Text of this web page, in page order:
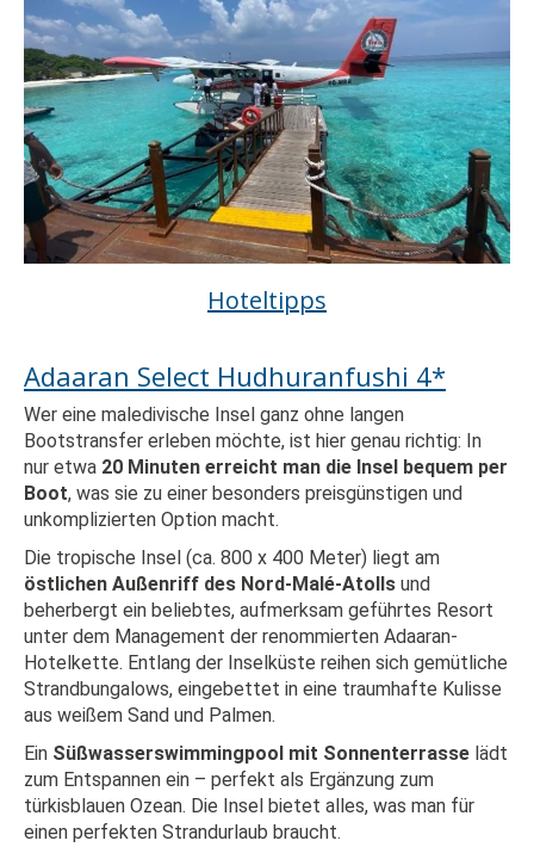
Hoteltipps
Adaaran Select Hudhuranfushi 4*
Wer eine maledivische Insel ganz ohne langen
Bootstransfer erleben möchte, ist hier genau richtig: In
nur etwa 20 Minuten erreicht man die Insel bequem per
Boot, was sie zu einer besonders preisgünstigen und
unkomplizierten Option macht.
Die tropische Insel (ca. 800 x 400 Meter) liegt am
östlichen Außenriff des Nord-Malé-Atolls und
beherbergt ein beliebtes, aufmerksam geführtes Resort
unter dem Management der renommierten Adaaran-
Hotelkette. Entlang der Inselküste reihen sich gemütliche
Strandbungalows, eingebettet in eine traumhafte Kulisse
aus weißem Sand und Palmen.
Ein Süßwasserswimmingpool mit Sonnenterrasse lädt
zum Entspannen ein – perfekt als Ergänzung zum
türkisblauen Ozean. Die Insel bietet alles, was man für
einen perfekten Strandurlaub braucht.